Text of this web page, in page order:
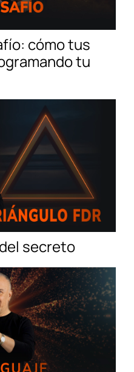
cómo tus
tu
secreto